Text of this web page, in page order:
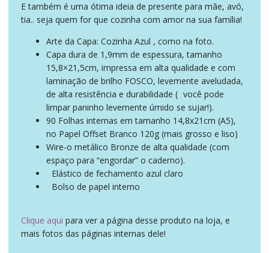
E também é uma ótima ideia de presente para mãe, avó,
tia.. seja quem for que cozinha com amor na sua família!
Arte da Capa: Cozinha Azul , como na foto.
Capa dura de 1,9mm de espessura, tamanho
15,8×21,5cm, impressa em alta qualidade e com
laminação de brilho FOSCO, levemente aveludada,
de alta resistência e durabilidade ( você pode
limpar paninho levemente úmido se sujar!).
90 Folhas internas em tamanho 14,8x21cm (A5),
no Papel Offset Branco 120g (mais grosso e liso)
Wire-o metálico Bronze de alta qualidade (com
espaço para “engordar” o caderno).
Elástico de fechamento azul claro
Bolso de papel interno
Clique aqui para ver a página desse produto na loja, e
mais fotos das páginas internas dele!